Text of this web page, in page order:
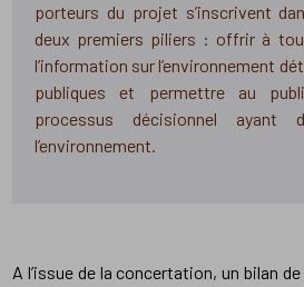
porteurs du projet s’inscrivent
deux premiers piliers : offrir à
l’information sur l’environnement
publiques et permettre au
processus décisionnel ayant
l’environnement.
A l’issue de la concertation, un bilan